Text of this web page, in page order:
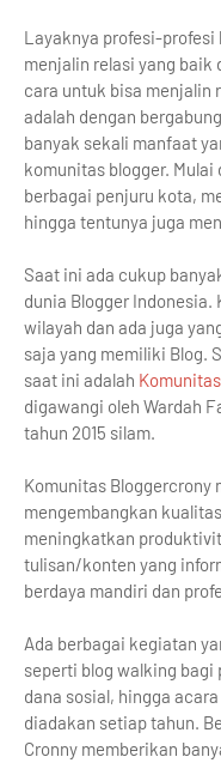
Layaknya profesi-
menjalin relasi yang baik
cara untuk bisa menjalin
adalah dengan
banyak sekali manfaat
komunitas blogger.
berbagai penjuru kota,
hingga tentunya juga
Saat ini ada cukup
dunia Blogger
wilayah dan ada juga
saja yang memiliki Blog.
saat ini adalah
digawangi oleh Wardah
tahun 2015 silam.
Komunitas Bloggercrony
mengembangkan
meningkatkan
tulisan/konten yang
berdaya mandiri dan
Ada berbagai kegiatan
seperti blog walking bagi
dana sosial, hingga
diadakan setiap tahun.
Cronny memberikan